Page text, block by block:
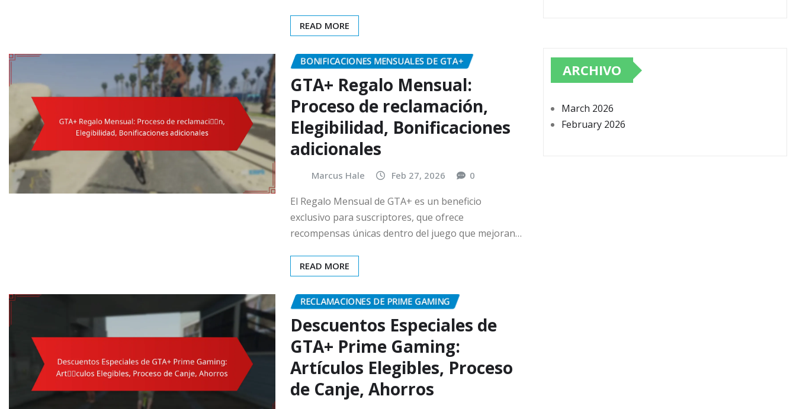
READ MORE
BONIFICACIONES MENSUALES DE GTA+
GTA+ Regalo Mensual:
Proceso de reclamación,
Elegibilidad, Bonificaciones
adicionales
Marcus Hale Feb 27, 2026 0
El Regalo Mensual de GTA+ es un beneficio
exclusivo para suscriptores, que ofrece
recompensas únicas dentro del juego que mejoran…
READ MORE
RECLAMACIONES DE PRIME GAMING
Descuentos Especiales de
GTA+ Prime Gaming:
Artículos Elegibles, Proceso
de Canje, Ahorros
ARCHIVO
March 2026
February 2026